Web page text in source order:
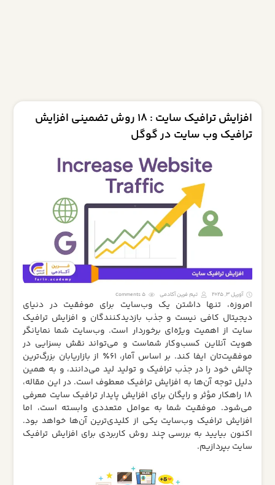
افزایش ترافیک سایت : 18 روش تضمینی افزایش
ترافیک وب سایت در گوگل
آوریل 3, 2025 تیم فرین آکادمی 5 Comments
امروزه، تنها داشتن یک وب‌سایت برای موفقیت در دنیای
دیجیتال کافی نیست و جذب بازدیدکنندگان و افزایش ترافیک
سایت از اهمیت ویژه‌ای برخوردار است. وب‌سایت شما نمایانگر
هویت آنلاین کسب‌وکار شماست و می‌تواند نقش بسزایی در
موفقیت‌تان ایفا کند. بر اساس آمار، ۶۱٪ از بازاریابان بزرگ‌ترین
چالش خود را در جذب ترافیک و تولید لید می‌دانند، و به همین
دلیل توجه آن‌ها به افزایش ترافیک معطوف است. در این مقاله،
18 راهکار مؤثر و رایگان برای افزایش پایدار ترافیک سایت معرفی
می‌شود. موفقیت شما به عوامل متعددی وابسته است، اما
افزایش ترافیک وب‌سایت یکی از کلیدی‌ترین آن‌ها خواهد بود.
اکنون بیایید به بررسی چند روش کاربردی برای افزایش ترافیک
سایت بپردازیم.